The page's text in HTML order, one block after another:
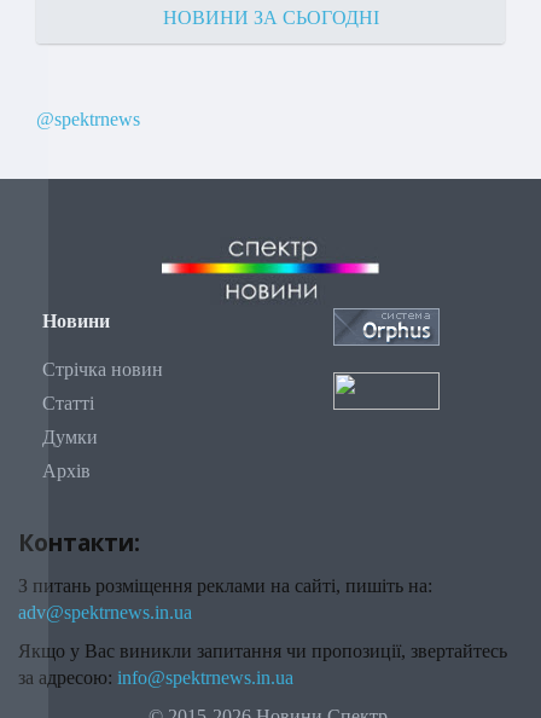
НОВИНИ ЗА СЬОГОДНІ
@spektrnews
Новини
Стрічка новин
Статті
Думки
Архів
Контакти:
З питань розміщення реклами на сайті, пишіть на:
adv@spektrnews.in.ua
Якщо у Вас виникли запитання чи пропозиції, звертайтесь
за адресою: info@spektrnews.in.ua